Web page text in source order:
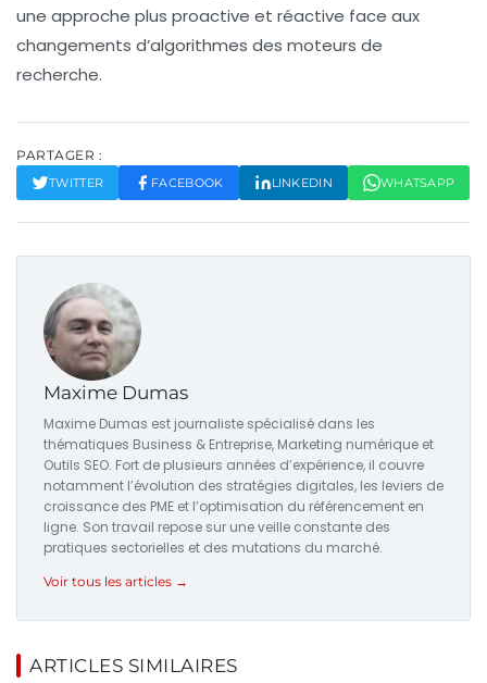
une approche plus proactive et réactive face aux
changements d’algorithmes des moteurs de
recherche.
PARTAGER :
TWITTER FACEBOOK LINKEDIN WHATSAPP
Maxime Dumas
Maxime Dumas est journaliste spécialisé dans les
thématiques Business & Entreprise, Marketing numérique et
Outils SEO. Fort de plusieurs années d’expérience, il couvre
notamment l’évolution des stratégies digitales, les leviers de
croissance des PME et l’optimisation du référencement en
ligne. Son travail repose sur une veille constante des
pratiques sectorielles et des mutations du marché.
Voir tous les articles →
ARTICLES SIMILAIRES